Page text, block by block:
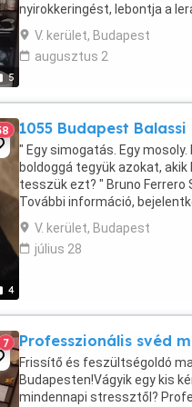
5
nyirokkeringést, lebontja a
feszesíti a problémás
V. kerület, Budapest
augusztus 2
4
1055 Budapest
" Egy simogatás. Egy
boldoggá tegyük azokat,
tesszük ezt? " Bruno
További információ,
várlak!
V. kerület, Budapest
július 28
7 Professzionális svéd
Frissítő és feszültségoldó
Budapesten!Vágyik egy kis
mindennapi stressztől?